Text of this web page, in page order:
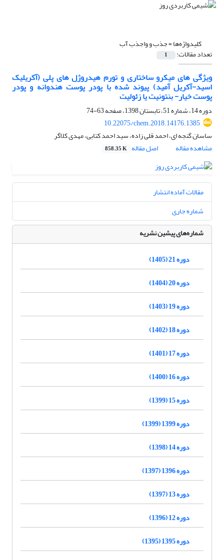
کلیدواژه‌ها =جذب و واجذب آب
تعداد مقالات: 1
ویژگی های میکرو ساختاری و تورم هیدروژل های پلی (آکریلیک
اسید-آکریل آمید) پیوند شده با پودر پوست هندوانه و پودر
پوست خیار- بنتونیت یا زئولیت
دوره 14، شماره 51، تابستان 1398، صفحه
63-74
10.22075/chem.2018.14176.1385
ساسان گنجه ای، احمد قلی زاده، سید احمد کتابی، مهدی کلاگر
مشاهده مقاله
اصل مقاله 858.35 K
مقالات آماده انتشار
شماره جاری
شماره‌های پیشین نشریه
دوره 21 (1405)
دوره 20 (1404)
دوره 19 (1403)
دوره 18 (1402)
دوره 17 (1401)
دوره 16 (1400)
دوره 15 (1399)
دوره 1399 (1399)
دوره 14 (1398)
دوره 1396 (1397)
دوره 13 (1397)
دوره 12 (1396)
دوره 1395 (1395)